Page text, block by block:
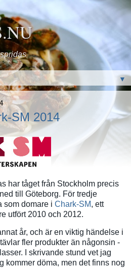
▼
SM 2014
har tåget från Stockholm precis
till Göteborg. För tredje
som domare i Chark-SM, ett
utfört 2010 och 2012.
år, och är en viktig händelse i
fler produkter än någonsin -
I skrivande stund vet jag
kommer döma, men det finns nog